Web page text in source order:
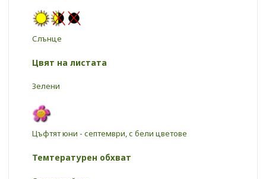
Слънце
Цвят на листата
Зелени
Цъфтят юни - септември, с бели цветове
Темтературен обхват